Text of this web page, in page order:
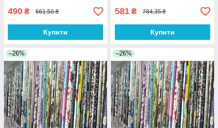
490 ₴ 661,50 ₴
Купити
581 ₴ 784,35 ₴
Купити
–26% –26%